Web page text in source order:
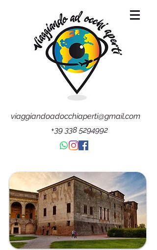
viaggiandoadocchiaperti@gmail.com
+39 338 5294992